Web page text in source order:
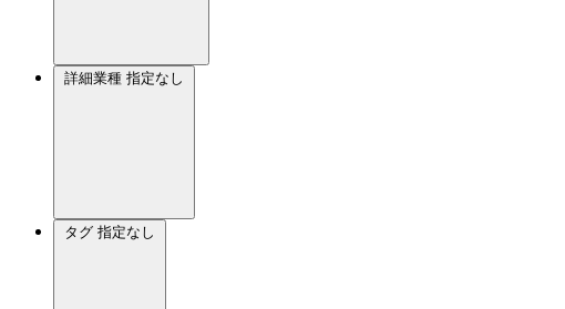
詳細業種 指定なし
タグ 指定なし